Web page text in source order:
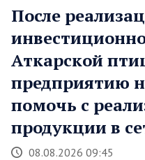
После
Аткарской
предприятию
помочь с
продукции в
08.08.2026 09:45